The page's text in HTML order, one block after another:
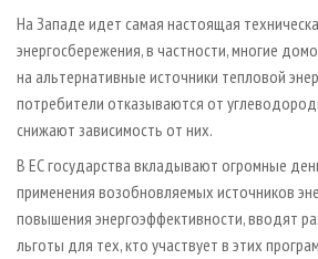
На Западе идет самая настоящая
энергосбережения, в частности, многие
на альтернативные источники тепловой
потребители отказываются от
снижают зависимость от них.
В ЕС государства вкладывают огромные
применения возобновляемых источников
повышения энергоэффективности, вводят
льготы для тех, кто участвует в этих